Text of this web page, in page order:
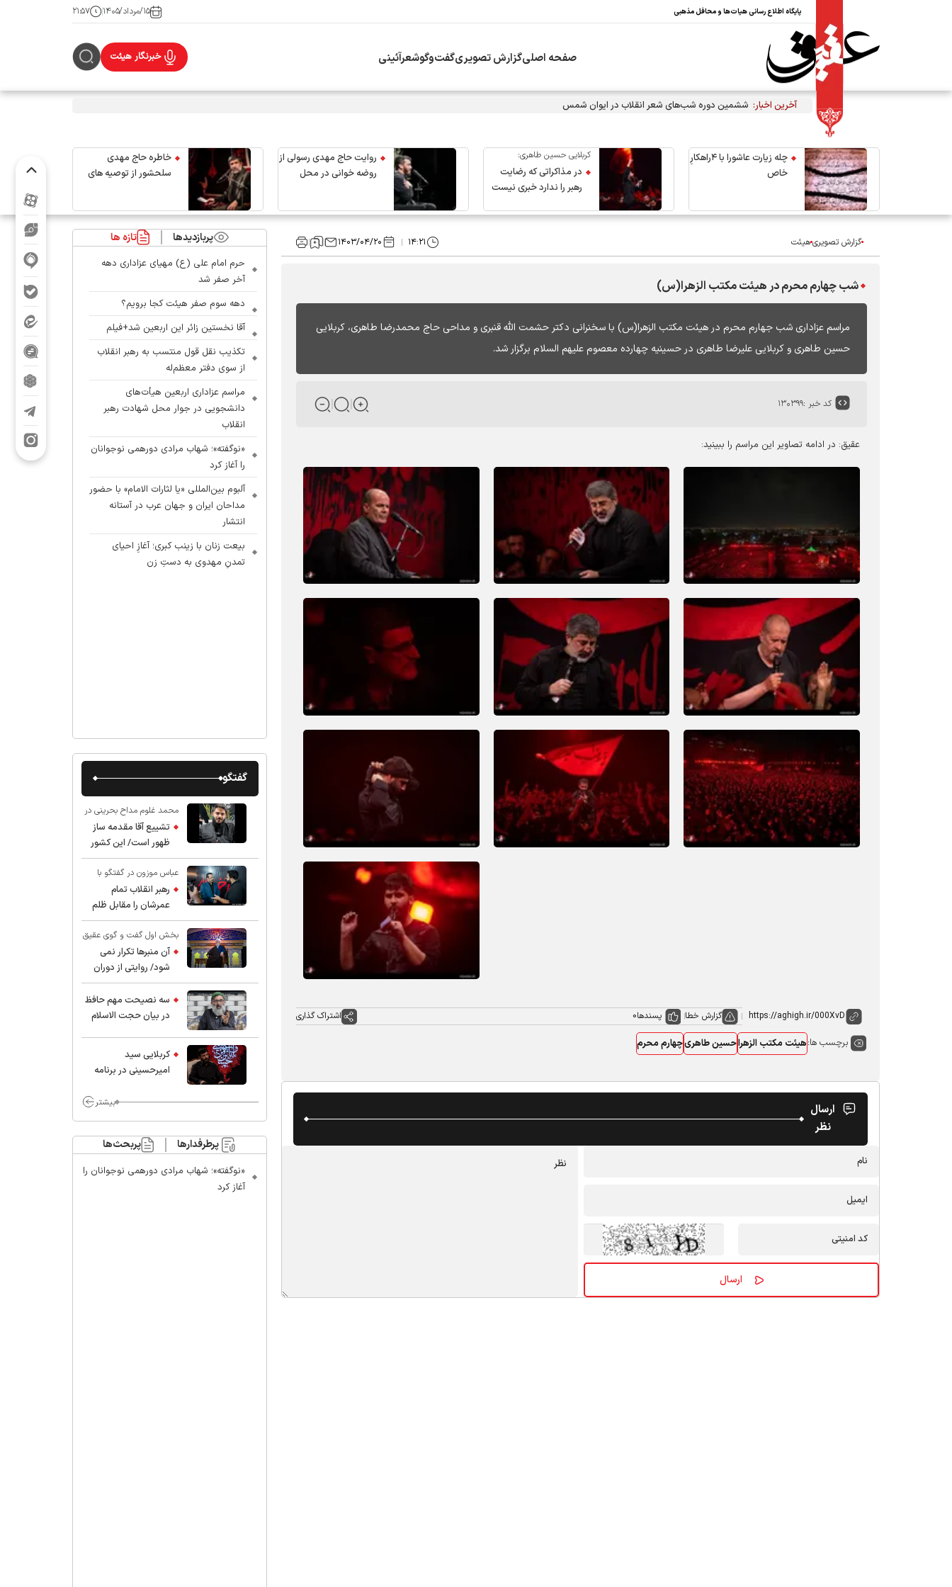
پایگاه اطلاع رسانی هیات‌ها و محافل مذهبی ۱۵/مرداد/۱۴۰۵ ۲۱:۵۷
صفحه اصلیگزارش تصویریگفت‌وگوشعرآئینی خبرنگار هیئت
آخرین اخبار: ششمین دوره شب‌های شعر انقلاب در ایوان شمس
چله زیارت عاشورا با ۴راهکارِ
خاص
کربلایی حسین طاهری:
در مذاکراتی که رضایت
رهبر را ندارد خبری نیست
روایت حاج مهدی رسولی از
روضه خوانی در محل
خاطره حاج مهدی
سلحشور از توصیه های
گزارش تصویریهیئت ۱۴:۲۱ ۱۴۰۳/۰۴/۲۰
شب چهارم محرم در هیئت مکتب الزهرا(س)
مراسم عزاداری شب جهارم محرم در هیئت مکتب الزهرا(س) با سخنرانی دکتر حشمت الله قنبری و مداحی حاج محمدرضا طاهری، کربلایی
حسین طاهری و کربلایی علیرضا طاهری در حسینیه چهارده معصوم علیهم‌ السلام برگزار شد.
کد خبر :۱۳۰۳۹۹
عقیق: در ادامه تصاویر این مراسم را ببینید:
گزارش خطا پسندها0 اشتراک گذاری
برچسب ها:هیئت مکتب الزهراحسین طاهریچهارم محرم
ارسال
نظر
پربازدیدها تازه ها
حرم امام علی (ع) مهیای عزاداری دهه
آخر صفر شد
دهه سوم صفر هیئت کجا برویم؟
آقا نخستین زائر این اربعین شد+فیلم
تکذیب نقل قول منتسب به رهبر انقلاب
از سوی دفتر معظم‌له
مراسم عزاداری اربعین هیأت‌های
دانشجویی در جوار محل شهادت رهبر
انقلاب
«نوگفته»؛ شهاب مرادی دورهمی نوجوانان
را آغاز کرد
آلبوم بین‌المللی «یا لثارات الامام» با حضور
مداحان ایران و جهان عرب در آستانه
انتشار
بیعت زنان با زینب کبری؛ آغازِ احیای
تمدنِ مهدوی به دستِ زن
گفتگو
محمد غلوم مداح بحرینی در
گفت و گو با عقیق:
تشییع آقا مقدمه ساز
ظهور است/ این کشور
صاحب دارد
عباس موزون در گفتگو با
عقیق:رهبر انقلاب تمام
عمرشان را مقابل ظلم
ایستادند پس نباید از
شهادت ایشان شگفت
زده شد
بخش اول گفت و گوی عقیق
با استاد حسین انصاریان:
آن منبرها تکرار نمی
شود/ روایتی از دوران
کودکی و نوجوانی این
واعظ بزرگ و نویسنده و
پژوهشگر جهان اسلام
سه نصیحت مهم حافظ
در بیان حجت الاسلام
کربلایی سید
امیر‌حسینی در برنامه
محسن چاوشی چه
مراقب ماست/ مردم
دهن تفرقه افکنان بزنند
بیشتر
پرطرفدارها پربحث‌ها
«نوگفته»؛ شهاب مرادی دورهمی نوجوانان را
آغاز کرد